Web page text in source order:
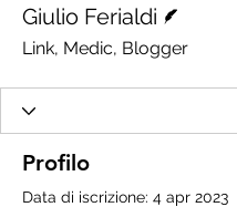
Giulio Ferialdi
Link, Medic, Blogger
Profilo
Data di iscrizione: 4 apr 2023